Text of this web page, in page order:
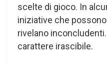
scelte di gioco. In
iniziative che
rivelano
carattere irascibile.